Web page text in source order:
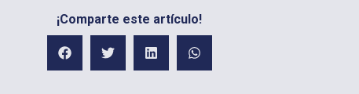
¡Comparte este artículo!